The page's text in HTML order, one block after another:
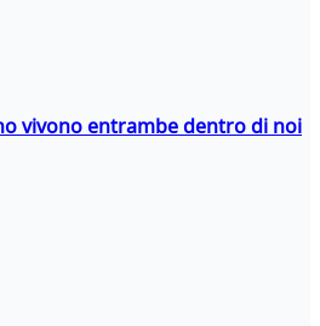
vivono entrambe dentro di noi